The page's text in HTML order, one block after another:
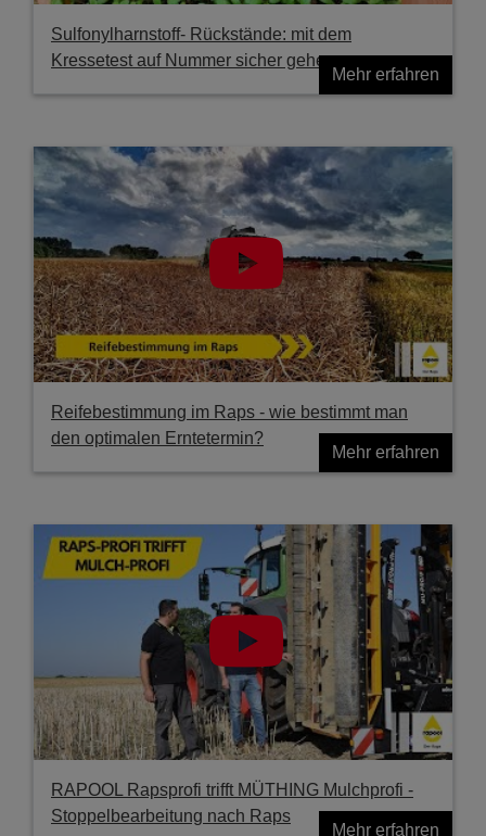
Sulfonylharnstoff- Rückstände: mit dem
Kressetest auf Nummer sicher gehen
Mehr erfahren
Reifebestimmung im Raps - wie bestimmt man
den optimalen Erntetermin?
Mehr erfahren
RAPOOL Rapsprofi trifft MÜTHING Mulchprofi -
Stoppelbearbeitung nach Raps
Mehr erfahren